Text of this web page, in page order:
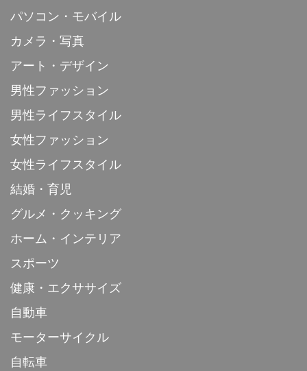
パソコン・モバイル
カメラ・写真
アート・デザイン
男性ファッション
男性ライフスタイル
女性ファッション
女性ライフスタイル
結婚・育児
グルメ・クッキング
ホーム・インテリア
スポーツ
健康・エクササイズ
自動車
モーターサイクル
自転車